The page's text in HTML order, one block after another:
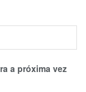
a próxima vez